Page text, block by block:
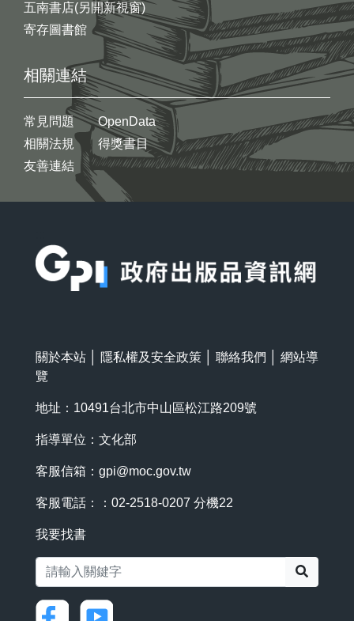
五南書店(另開新視窗)
寄存圖書館
相關連結
常見問題
相關法規
友善連結
OpenData
得獎書目
關於本站 隱私權及安全政策 聯絡我們
網站導
覽
地址：10491台北市中山區松江路209號
指導單位：文化部
客服信箱： gpi@moc.gov.tw
客服電話：：02-2518-0207 分機22
我要找書